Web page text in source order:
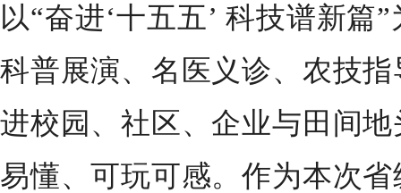
以“奋进‘十五五’ 科技谱新篇
科普展演、名医义诊、农技
进校园、社区、企业与田间
易懂、可玩可感。作为本次